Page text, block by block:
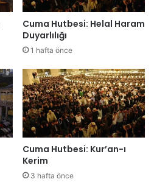
Cuma Hutbesi: Helal Haram
Duyarlılığı
1 hafta önce
Cuma Hutbesi: Kur’an-ı
Kerim
3 hafta önce